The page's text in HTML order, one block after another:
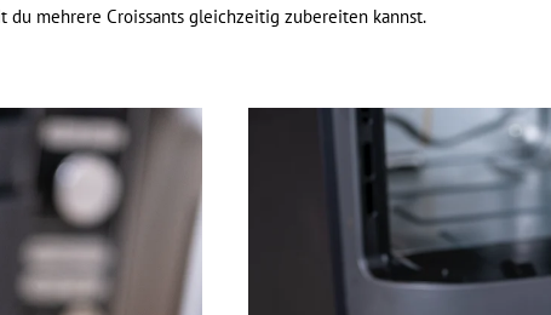
mehrere Croissants gleichzeitig zubereiten kannst.